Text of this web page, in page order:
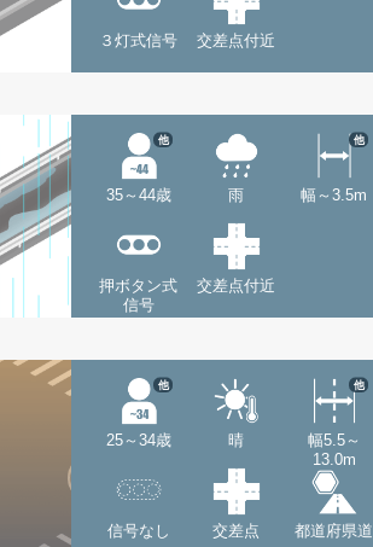
３灯式信号 交差点付近
35～44歳
他
雨 幅～3.5m
他
押ボタン式
信号
交差点付近
25～34歳
他
晴
幅5.5～
13.0m
他
信号なし 交差点 都道府県道